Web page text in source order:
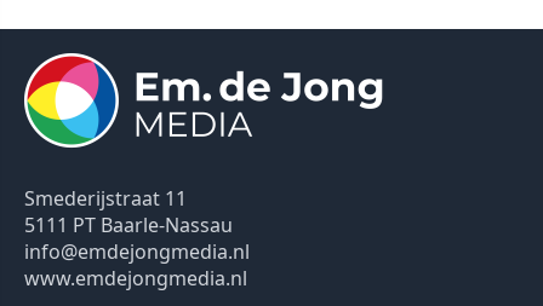
Smederijstraat 11
5111 PT Baarle-Nassau
info@emdejongmedia.nl
www.emdejongmedia.nl